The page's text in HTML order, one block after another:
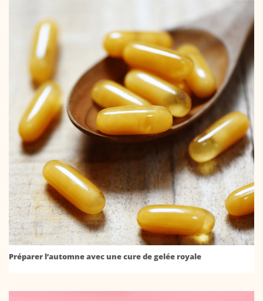
Préparer l’automne avec une cure de gelée royale